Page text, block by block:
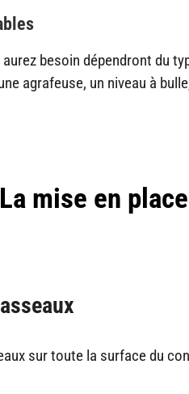
besoin dépendront du
agrafeuse, un niveau à
mise en
sur toute la surface du